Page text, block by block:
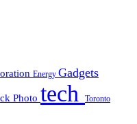
Energy Gadgets
Photo tech Toronto